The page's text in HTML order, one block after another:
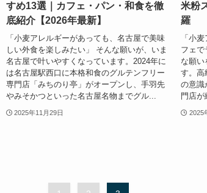
すめ13選｜カフェ・パン・和食を徹
底紹介【2026年最新】
「小麦アレルギーがあっても、名古屋で美味
しい外食を楽しみたい」 そんな願いが、いま
名古屋で叶いやすくなっています。2024年に
は名古屋駅西口に本格和食のグルテンフリー
専門店「みちのり亭」がオープンし、手羽先
やみそかつといった名古屋名物までグル...
2025年11月29日
米粉
羅
「小
フェで
な願い
す。高
の意識
門店が
2025